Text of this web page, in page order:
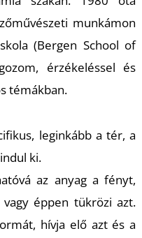
munkámon
(Bergen School of
érzékeléssel és
témákban.
leginkább a tér, a
ki.
az anyag a fényt,
éppen tükrözi azt.
hívja elő azt és a